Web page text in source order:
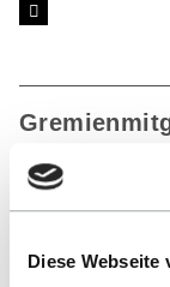
Diese Webseite